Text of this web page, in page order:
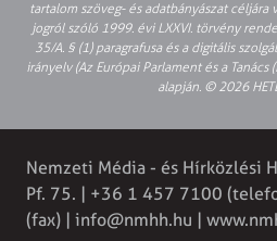
tartalom szöveg- és adatbányászat céljára
jogról szóló 1999. évi LXXVI. törvény
35/A. § (1) paragrafusa és a digitális
irányelv (Az Európai Parlament és a
alapján. © 2026
Nemzeti Média - és Hírközlési
Pf. 75. | +36 1 457 7100
(fax) | info@nmhh.hu |